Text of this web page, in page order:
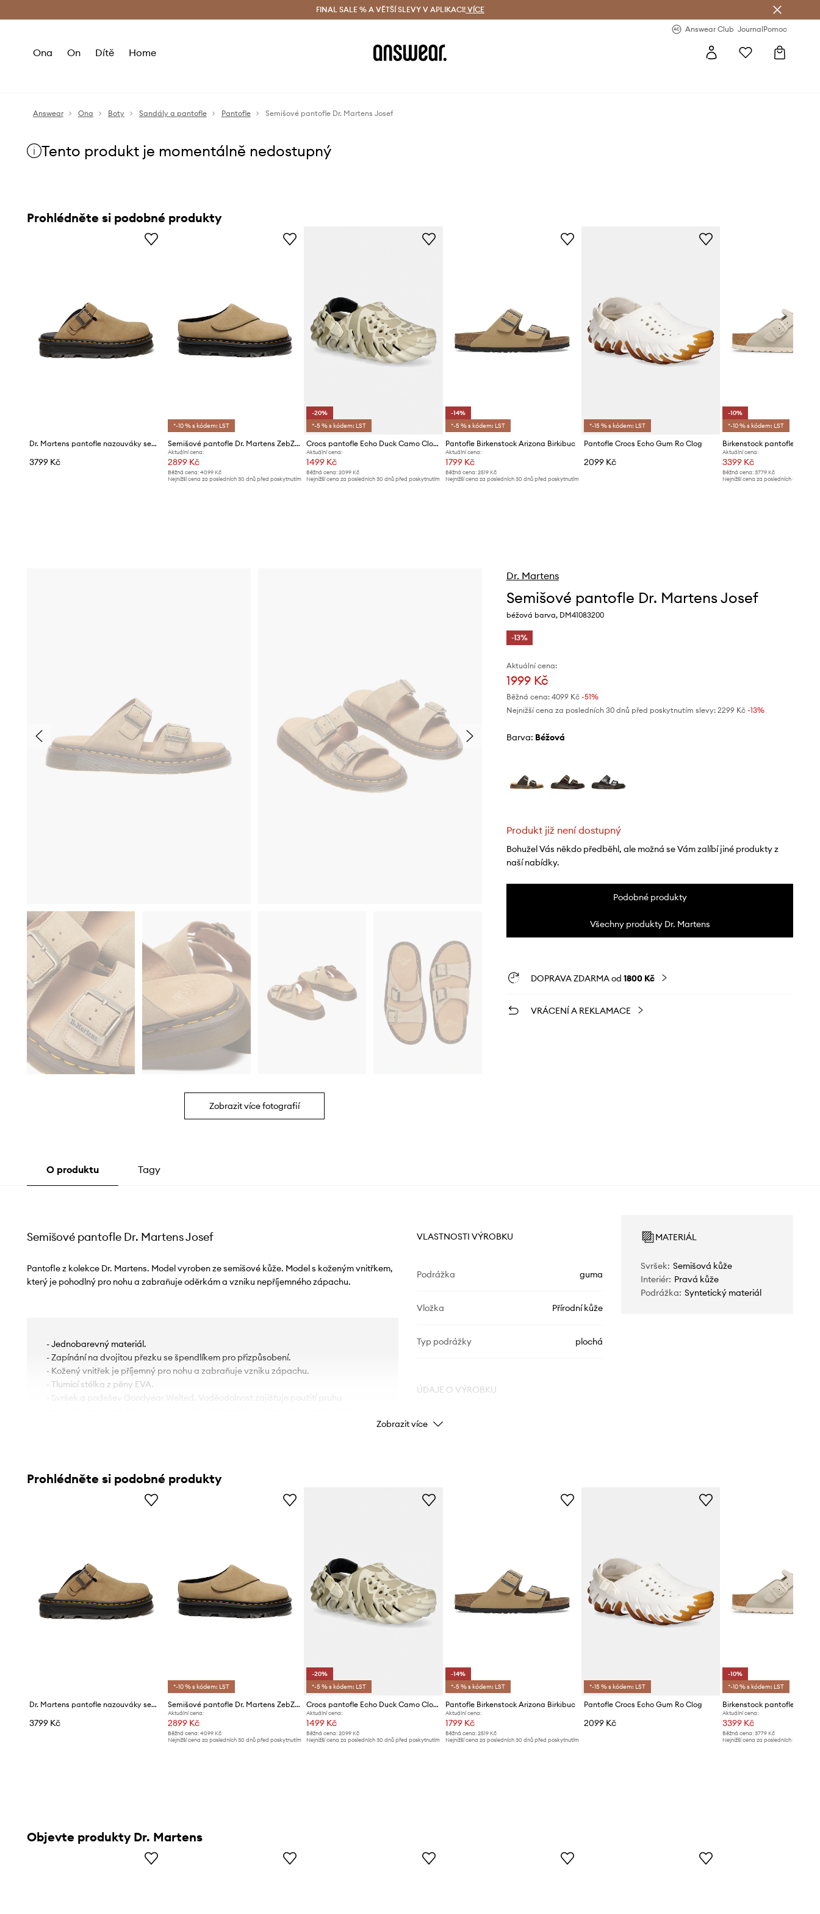
Doručení a vrácení zdarma (od 1800 Kč) Doručení i do 24 h
FINAL SALE % A VĚTŠÍ SLEVY V APLIKACI! VÍCE
Answear Club JournalPomoc
Ona On Dítě Home
Answear Ona Boty Sandály a pantofle Pantofle Semišové pantofle Dr. Martens Josef
Tento produkt je momentálně nedostupný
Prohlédněte si podobné produkty
Dr. Martens pantofle nazouváky semišové ZebZag Mule
3799 Kč
*-10 % s kódem: LST
Semišové pantofle Dr. Martens ZebZag AnyWair Mule
Aktuální cena:
2899 Kč
Běžná cena:4099 Kč
Nejnižší cena za posledních 30 dnů před poskytnutím
-20%
*-5 % s kódem: LST
Crocs pantofle Echo Duck Camo Clog
Aktuální cena:
1499 Kč
Běžná cena: 2099 Kč
Nejnižší cena za posledních 30 dnů před poskytnutím
-14%
*-5 % s kódem: LST
Pantofle Birkenstock Arizona Birkibuc
Aktuální cena:
1799 Kč
Běžná cena: 2519 Kč
Nejnižší cena za posledních 30 dnů před poskytnutím
*-15 % s kódem: LST
Pantofle Crocs Echo Gum Ro Clog
2099 Kč
-10%
*-10 % s kódem: LST
Aktuální cena:
3399 Kč
Běžná cena: 3779 Kč
Nejnižší cena za posledních 30 dnů
Zobrazit více fotografií
Dr. Martens
Semišové pantofle Dr. Martens Josef
béžová barva, DM41083200
-13%
Aktuální cena:
1999 Kč
Běžná cena: 4099 Kč-51%
Nejnižší cena za posledních 30 dnů před poskytnutím slevy: 2299 Kč -13%
Barva: béžová
Produkt již není dostupný
Bohužel Vás někdo předběhl, ale možná se Vám zalíbí jiné produkty z
naší nabídky.
Podobné produkty
Všechny produkty Dr. Martens
DOPRAVA ZDARMA od 1800 Kč
VRÁCENÍ A REKLAMACE
O produktu Tagy
Semišové pantofle Dr. Martens Josef
Pantofle z kolekce Dr. Martens. Model vyroben ze semišové kůže. Model s koženým vnitřkem,
který je pohodlný pro nohu a zabraňuje oděrkám a vzniku nepříjemného zápachu.
- Jednobarevný materiál.
- Zapínání na dvojitou přezku se špendlíkem pro přizpůsobení.
- Kožený vnitřek je příjemný pro nohu a zabraňuje vzniku zápachu.
- Tlumicí stélka z pěny EVA.
- Svršek a podešev Goodyear Welted. Voděodolnost zajišťuje použití pruhu
VLASTNOSTI VÝROBKU
Podrážka guma
Vložka Přírodní kůže
Typ podrážky plochá
ÚDAJE O VÝROBKU
Kód výrobce
Značka Dr. Martens
MATERIÁL
Svršek: Semišová kůže
Interiér: Pravá kůže
Podrážka: Syntetický materiál
Zobrazit více
Prohlédněte si podobné produkty
Dr. Martens pantofle nazouváky semišové ZebZag Mule
3799 Kč
*-10 % s kódem: LST
Semišové pantofle Dr. Martens ZebZag AnyWair Mule
Aktuální cena:
2899 Kč
Běžná cena:4099 Kč
Nejnižší cena za posledních 30 dnů před poskytnutím
-20%
*-5 % s kódem: LST
Crocs pantofle Echo Duck Camo Clog
Aktuální cena:
1499 Kč
Běžná cena: 2099 Kč
Nejnižší cena za posledních 30 dnů před poskytnutím
-14%
*-5 % s kódem: LST
Pantofle Birkenstock Arizona Birkibuc
Aktuální cena:
1799 Kč
Běžná cena: 2519 Kč
Nejnižší cena za posledních 30 dnů před poskytnutím
*-15 % s kódem: LST
Pantofle Crocs Echo Gum Ro Clog
2099 Kč
-10%
*-10 % s kódem: LST
Aktuální cena:
3399 Kč
Běžná cena: 3779 Kč
Nejnižší cena za posledních 30 dnů
Objevte produkty Dr. Martens